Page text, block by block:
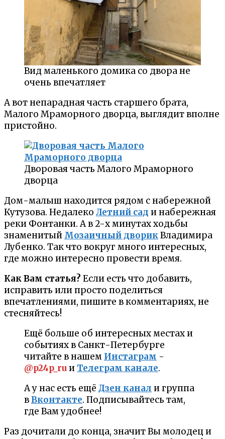
Вид маленького домика со двора не
очень впечатляет
А вот непарадная часть старшего брата,
Малого Мраморного дворца, выглядит вполне
пристойно.
Дворовая часть Малого Мраморного
дворца
Дом-малыш находится рядом с набережной
Кутузова. Недалеко Летний сад и набережная
реки Фонтанки. А в 2-х минутах ходьбы
знаменитый Мозаичный дворикВладимира
Лубенко. Так что вокруг много интересных,
где можно интересно провести время.
Как Вам статья? Если есть что добавить,
исправить или просто поделиться
впечатлениями, пишите в комментариях, не
стесняйтесь!
Ещё больше об интересных местах и
событиях в Санкт-Петербурге
читайте в нашем Инстаграм -
@p24p_ruи Телеграм канале.
А у нас есть ещё Дзен канал и группа
вВконтакте. Подписывайтесь там,
где Вам удобнее!
Раз дочитали до конца, значит Вы молодец и